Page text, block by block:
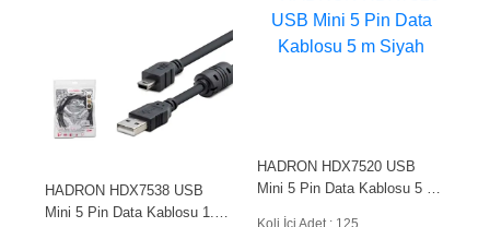
HADRON HDX7538 USB
Mini 5 Pin Data Kablosu 1.5
HADRON HDX7520 USB
Mini 5 Pin Data Kablosu 5 m
Koli İçi Adet : 125